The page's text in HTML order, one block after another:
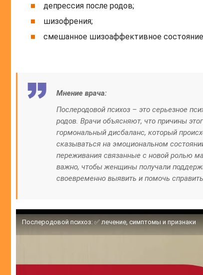
депрессия после родов;
шизофрения;
смешанное шизоаффективное
Мнение врача:
Послеродовой психоз – это серьезное
родов. Врачи объясняют, что причины
гормональный дисбаланс, который
сказываться на эмоциональном
переживания связанные с новой ролью
важно, чтобы женщины получали
своевременно выявить и помочь
Послеродовой психоз: ✅ лечение, симптомы и признаки